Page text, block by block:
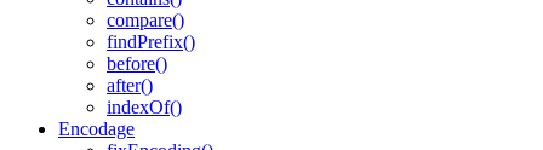
compare()
findPrefix()
before()
after()
indexOf()
Encodage